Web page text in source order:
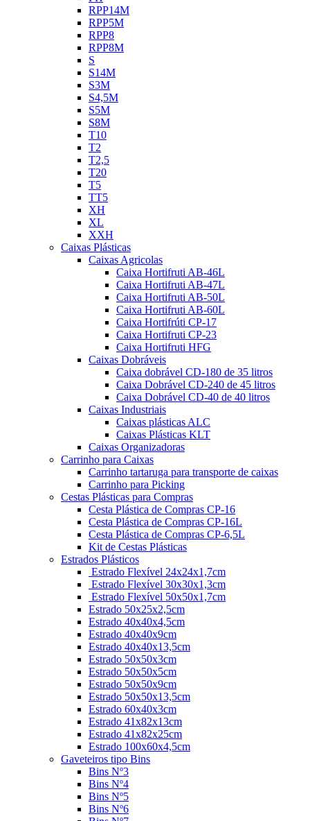
RPP14M
RPP5M
RPP8
RPP8M
S
S14M
S3M
S4,5M
S5M
S8M
T10
T2
T2,5
T20
T5
TT5
XH
XL
XXH
Caixas Plásticas
Caixas Agricolas
Caixa Hortifruti AB-46L
Caixa Hortifruti AB-47L
Caixa Hortifruti AB-50L
Caixa Hortifruti AB-60L
Caixa Hortifrúti CP-17
Caixa Hortifruti CP-23
Caixa Hortifruti HFG
Caixas Dobráveis
Caixa dobrável CD-180 de 35 litros
Caixa Dobrável CD-240 de 45 litros
Caixa Dobrável CD-40 de 40 litros
Caixas Industriais
Caixas plásticas ALC
Caixas Plásticas KLT
Caixas Organizadoras
Carrinho para Caixas
Carrinho tartaruga para transporte de caixas
Carrinho para Picking
Cestas Plásticas para Compras
Cesta Plástica de Compras CP-16
Cesta Plástica de Compras CP-16L
Cesta Plástica de Compras CP-6,5L
Kit de Cestas Plásticas
Estrados Plásticos
Estrado Flexível 24x24x1,7cm
Estrado Flexível 30x30x1,3cm
Estrado Flexível 50x50x1,7cm
Estrado 50x25x2,5cm
Estrado 40x40x4,5cm
Estrado 40x40x9cm
Estrado 40x40x13,5cm
Estrado 50x50x3cm
Estrado 50x50x5cm
Estrado 50x50x9cm
Estrado 50x50x13,5cm
Estrado 60x40x3cm
Estrado 41x82x13cm
Estrado 41x82x25cm
Estrado 100x60x4,5cm
Gaveteiros tipo Bins
Bins Nº3
Bins Nº4
Bins Nº5
Bins Nº6